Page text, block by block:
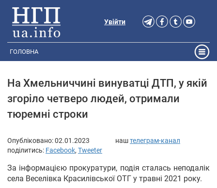
Увійти
ГОЛОВНА
На Хмельниччині винуватці ДТП, у якій
згоріло четверо людей, отримали
тюремні строки
Опубліковано:02.01.2023 наштелеграм-канал
поділитись: Facebook, Tweeter
За інформацією прокуратури, подія сталась неподалік
села Веселівка Красилівської ОТГ у травні 2021 року.